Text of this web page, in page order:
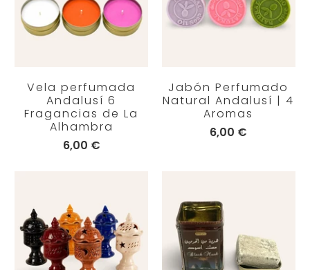
Vela perfumada
Andalusí 6
Fragancias de La
Alhambra
6,00 €
Jabón Perfumado
Natural Andalusí | 4
Aromas
6,00 €